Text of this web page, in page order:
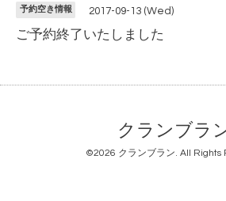
予約空き情報 2017-09-13 (Wed)
ご予約終了いたしました
クランブラ
©2026 クランブラン. All Rights